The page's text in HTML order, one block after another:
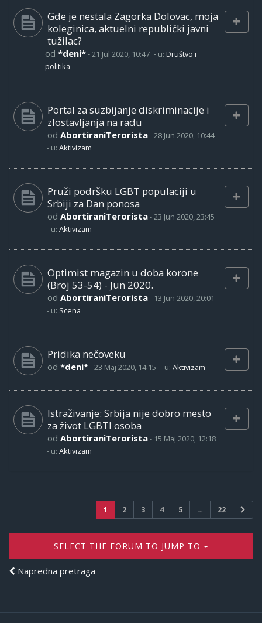
Gde je nestala Zagorka Dolovac, moja
koleginica, aktuelni republički javni
tužilac?
od *deni*-21 Jul 2020, 10:47 - u: Društvo i
politika
Portal za suzbijanje diskriminacije i
zlostavljanja na radu
od AbortiraniTerorista-28 Jun 2020, 10:44
- u: Aktivizam
Pruži podršku LGBT populaciji u
Srbiji za Dan ponosa
od AbortiraniTerorista-23 Jun 2020, 23:45
- u: Aktivizam
Optimist magazin u doba korone
(Broj 53-54) - Jun 2020.
od AbortiraniTerorista- 13 Jun 2020, 20:01
- u: Scena
Pridika nečoveku
od *deni*-23 Maj 2020, 14:15 - u: Aktivizam
Istraživanje: Srbija nije dobro mesto
za život LGBTI osoba
od AbortiraniTerorista- 15 Maj 2020, 12:18
- u: Aktivizam
1 2 3 4 5 … 22
SELECT THE FORUM TO JUMP TO
Napredna pretraga